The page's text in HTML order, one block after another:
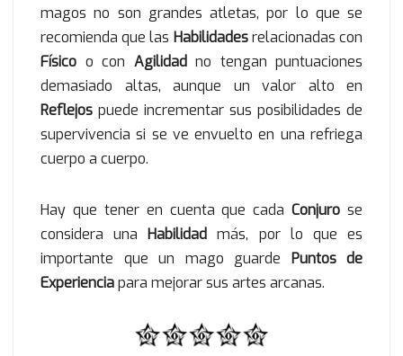
magos no son grandes atletas, por lo que se
recomienda que las Habilidadesrelacionadas con
Físico o con Agilidadno tengan puntuaciones
demasiado altas, aunque un valor alto en
Reflejos puede incrementar sus posibilidades de
supervivencia si se ve envuelto en una refriega
cuerpo a cuerpo.
Hay que tener en cuenta que cadaConjuro se
considera unaHabilidad más, por lo que es
importante que un mago guarde Puntos de
Experienciapara mejorar sus artes arcanas.